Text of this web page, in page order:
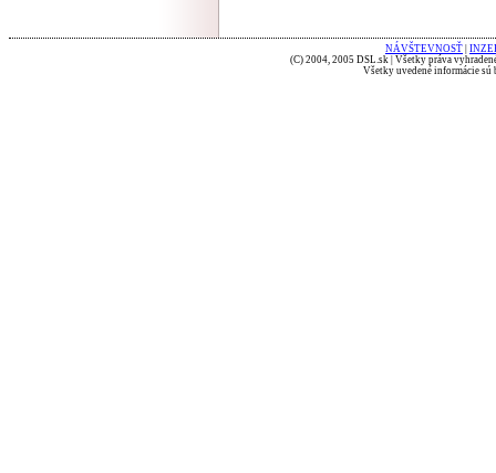
NÁVŠTEVNOSŤ
(C) 2004, 2005 DSL.sk | Všetky práva
Všetky uvedené informácie sú